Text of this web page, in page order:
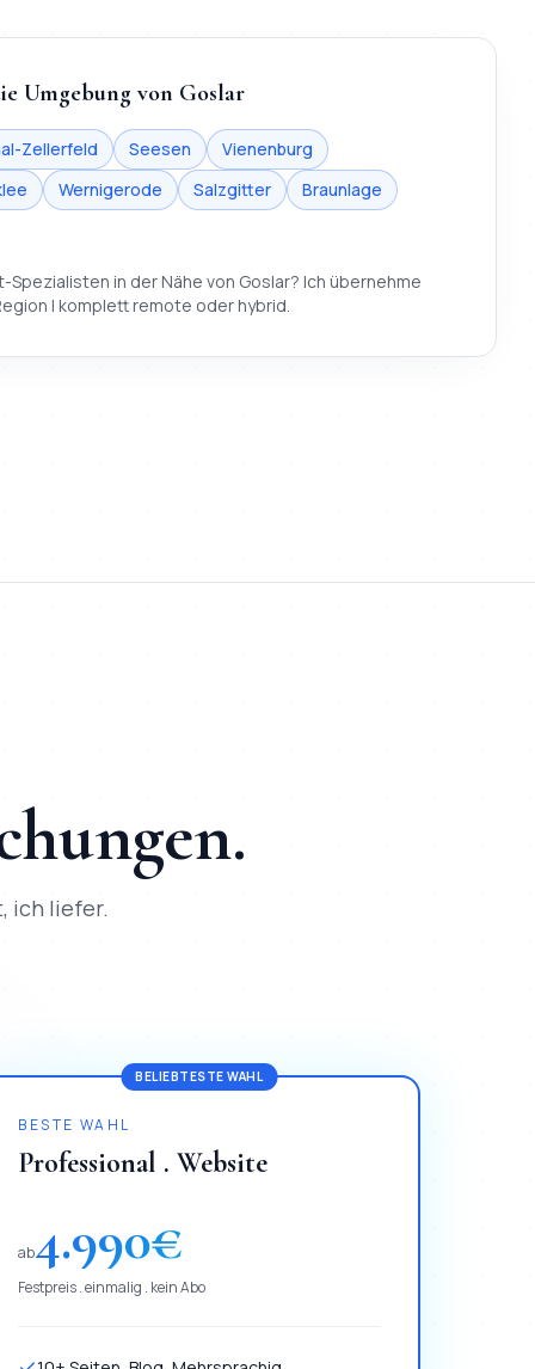
Umgebung von Goslar
Zellerfeld Seesen
Vienenburg
Wernigerode Salzgitter
Braunlage
Spezialisten in der Nähe von Goslar? Ich übernehme
| komplett remote oder hybrid.
ich liefer.
BELIEBTESTE WAHL
BESTE WAHL
Professional . Website
ab4.990€
Festpreis . einmalig . kein Abo